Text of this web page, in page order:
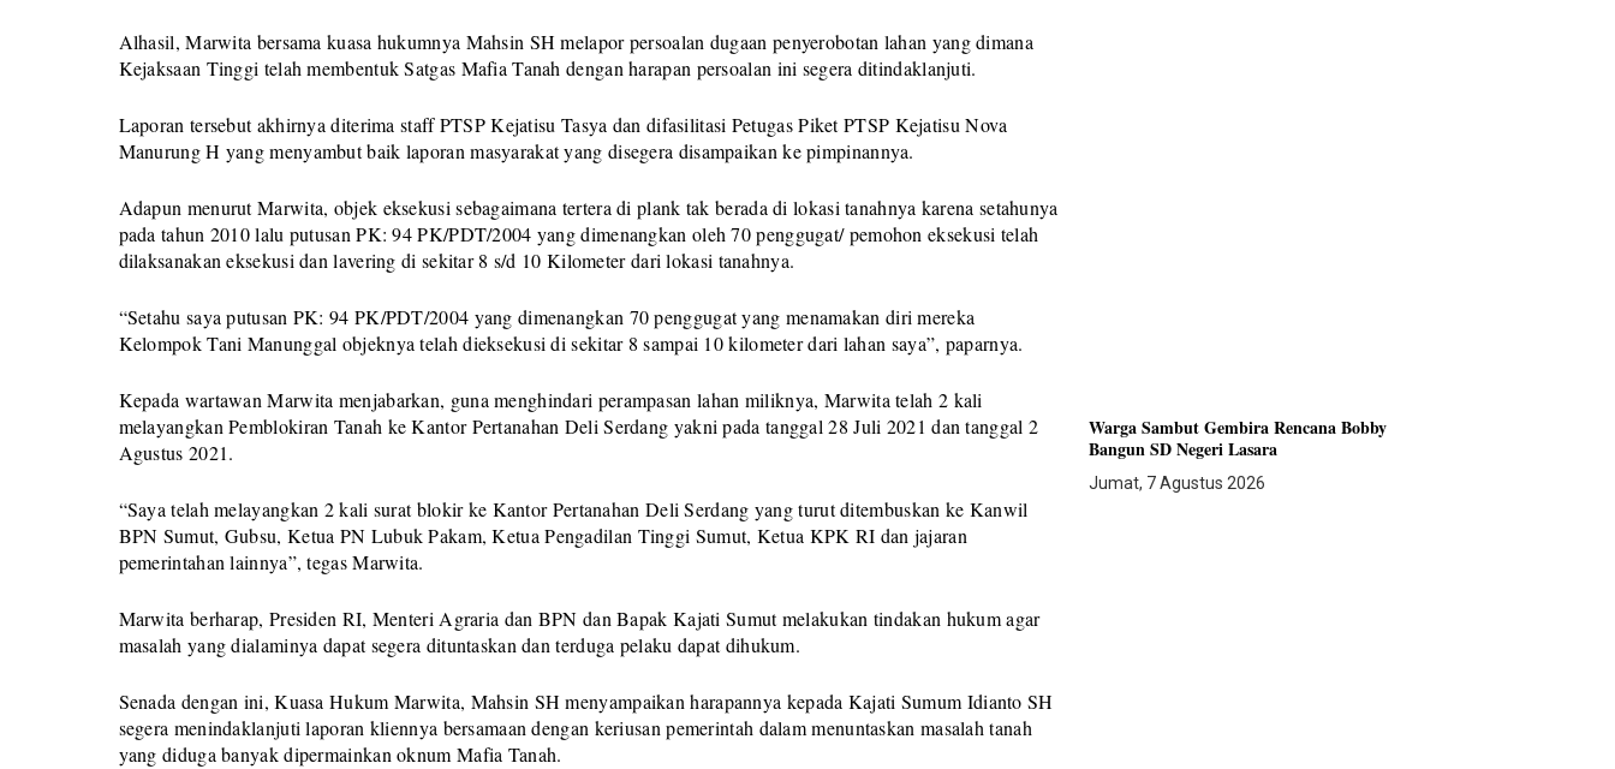
Alhasil, Marwita bersama kuasa hukumnya Mahsin SH melapor persoalan dugaan penyerobotan lahan yang dimana
Kejaksaan Tinggi telah membentuk Satgas Mafia Tanah dengan harapan persoalan ini segera ditindaklanjuti.
Laporan tersebut akhirnya diterima staff PTSP Kejatisu Tasya dan difasilitasi Petugas Piket PTSP Kejatisu Nova
Manurung H yang menyambut baik laporan masyarakat yang disegera disampaikan ke pimpinannya.
Adapun menurut Marwita, objek eksekusi sebagaimana tertera di plank tak berada di lokasi tanahnya karena setahunya
pada tahun 2010 lalu putusan PK: 94 PK/PDT/2004 yang dimenangkan oleh 70 penggugat/ pemohon eksekusi telah
dilaksanakan eksekusi dan lavering di sekitar 8 s/d 10 Kilometer dari lokasi tanahnya.
“Setahu saya putusan PK: 94 PK/PDT/2004 yang dimenangkan 70 penggugat yang menamakan diri mereka
Kelompok Tani Manunggal objeknya telah dieksekusi di sekitar 8 sampai 10 kilometer dari lahan saya”, paparnya.
Kepada wartawan Marwita menjabarkan, guna menghindari perampasan lahan miliknya, Marwita telah 2 kali
melayangkan Pemblokiran Tanah ke Kantor Pertanahan Deli Serdang yakni pada tanggal 28 Juli 2021 dan tanggal 2
Agustus 2021.
“Saya telah melayangkan 2 kali surat blokir ke Kantor Pertanahan Deli Serdang yang turut ditembuskan ke Kanwil
BPN Sumut, Gubsu, Ketua PN Lubuk Pakam, Ketua Pengadilan Tinggi Sumut, Ketua KPK RI dan jajaran
pemerintahan lainnya”, tegas Marwita.
Marwita berharap, Presiden RI, Menteri Agraria dan BPN dan Bapak Kajati Sumut melakukan tindakan hukum agar
masalah yang dialaminya dapat segera dituntaskan dan terduga pelaku dapat dihukum.
Senada dengan ini, Kuasa Hukum Marwita, Mahsin SH menyampaikan harapannya kepada Kajati Sumum Idianto SH
segera menindaklanjuti laporan kliennya bersamaan dengan keriusan pemerintah dalam menuntaskan masalah tanah
yang diduga banyak dipermainkan oknum Mafia Tanah.
Warga Sambut Gembira Rencana Bobby
Bangun SD Negeri Lasara
Jumat, 7 Agustus 2026